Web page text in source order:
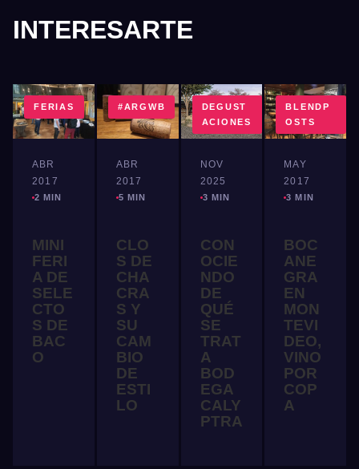
INTERESARTE
FERIAS
ABR
2017
2 MIN
MINI
FERI
A DE
SELE
CTO
S DE
BAC
O
#ARGWB
ABR
2017
5 MIN
CLO
S DE
CHA
CRA
S Y
SU
CAM
BIO
DE
ESTI
LO
DEGUST
ACIONES
NOV
2025
3 MIN
CON
OCIE
NDO
DE
QUÉ
SE
TRAT
A
BOD
EGA
CALY
PTRA
BLENDP
OSTS
MAY
2017
3 MIN
BOC
ANE
GRA
EN
MON
TEVI
DEO,
VINO
POR
COP
A